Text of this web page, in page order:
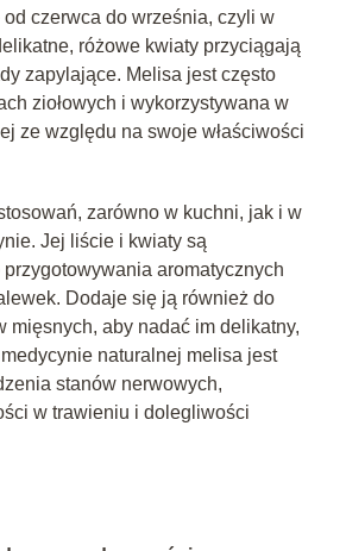
czerwca do września, czyli w
różowe kwiaty przyciągają
zapylające. Melisa jest często
ziołowych i wykorzystywana w
ze względu na swoje właściwości
zarówno w kuchni, jak i w
Jej liście i kwiaty są
aromatycznych
Dodaje się ją również do
mięsnych, aby nadać im delikatny,
naturalnej melisa jest
stanów nerwowych,
w trawieniu i dolegliwości